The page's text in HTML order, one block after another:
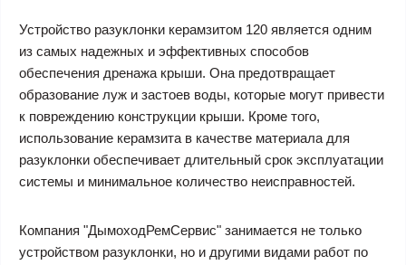
Устройство разуклонки керамзитом 120 является одним
из самых надежных и эффективных способов
обеспечения дренажа крыши. Она предотвращает
образование луж и застоев воды, которые могут привести
к повреждению конструкции крыши. Кроме того,
использование керамзита в качестве материала для
разуклонки обеспечивает длительный срок эксплуатации
системы и минимальное количество неисправностей.
Компания "ДымоходРемСервис" занимается не только
устройством разуклонки, но и другими видами работ по